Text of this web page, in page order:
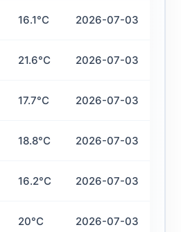
16.1°C 2026-07-03
21.6°C 2026-07-03
17.7°C 2026-07-03
18.8°C 2026-07-03
16.2°C 2026-07-03
20°C 2026-07-03